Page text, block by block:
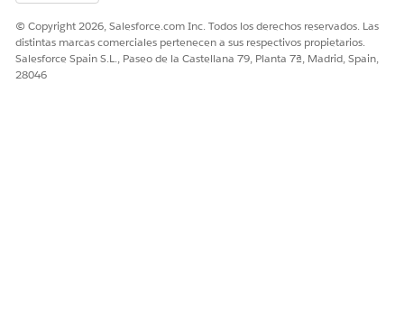
© Copyright 2026, Salesforce.com Inc. Todos los derechos reservados. Las
distintas marcas comerciales pertenecen a sus respectivos propietarios.
Salesforce Spain S.L., Paseo de la Castellana 79, Planta 7ª, Madrid, Spain,
28046